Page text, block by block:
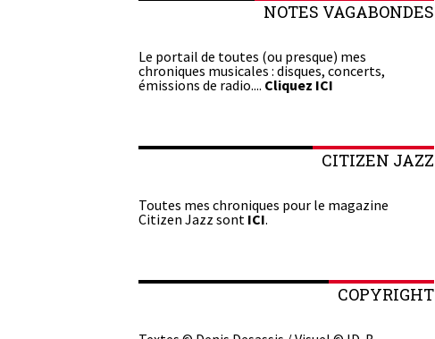
NOTES VAGABONDES
Le portail de toutes (ou presque) mes
chroniques musicales : disques, concerts,
émissions de radio.... Cliquez ICI
CITIZEN JAZZ
Toutes mes chroniques pour le magazine
Citizen Jazz sont ICI.
COPYRIGHT